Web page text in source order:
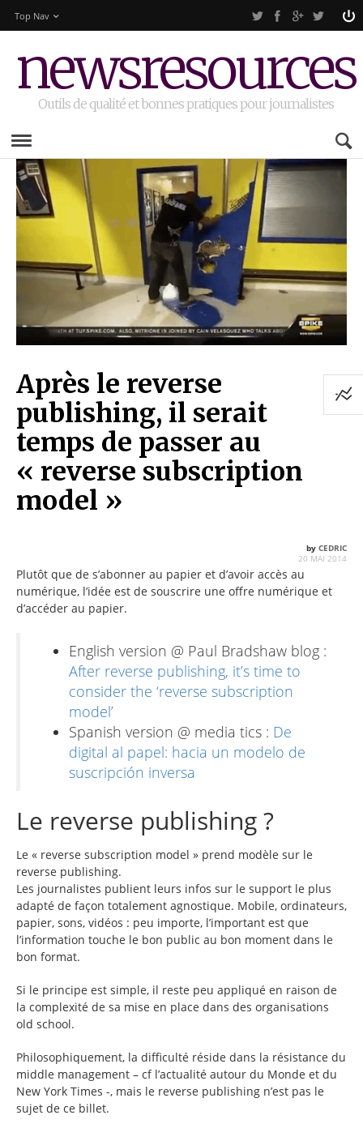
Top Nav
newsresources
Outils de qualité et bonnes pratiques pour journalistes
Après le reverse
publishing, il serait
temps de passer au
« reverse subscription
model »
by CEDRIC
20 MAI 2014
Plutôt que de s’abonner au papier et d’avoir accès au
numérique, l’idée est de souscrire une offre numérique et
d’accéder au papier.
English version @ Paul Bradshaw blog :
After reverse publishing, it’s time to
consider the ‘reverse subscription
model’
Spanish version @ media tics : De
digital al papel: hacia un modelo de
suscripción inversa
Le reverse publishing ?
Le « reverse subscription model » prend modèle sur le
reverse publishing.
Les journalistes publient leurs infos sur le support le plus
adapté de façon totalement agnostique. Mobile, ordinateurs,
papier, sons, vidéos : peu importe, l’important est que
l’information touche le bon public au bon moment dans le
bon format.
Si le principe est simple, il reste peu appliqué en raison de
la complexité de sa mise en place dans des organisations
old school.
Philosophiquement, la difficulté réside dans la résistance du
middle management – cf l’actualité autour du Monde et du
New York Times -, mais le reverse publishing n’est pas le
sujet de ce billet.